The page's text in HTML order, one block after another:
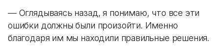
— Оглядываясь назад, я понимаю, что все эти
ошибки должны были произойти. Именно
благодаря им мы находили правильные решения.